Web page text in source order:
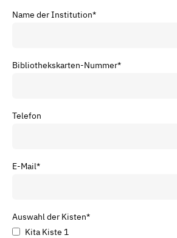
Name der Institution*
Bibliothekskarten-Nummer*
Telefon
E-Mail*
Auswahl der Kisten*
Kita Kiste 1